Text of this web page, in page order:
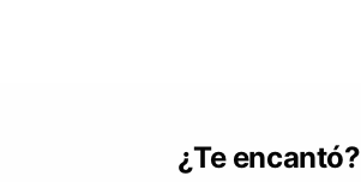
¿Te encantó?